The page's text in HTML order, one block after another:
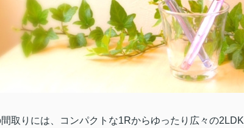
取りには、コンパクトな1Rからゆったり広々の2LDK